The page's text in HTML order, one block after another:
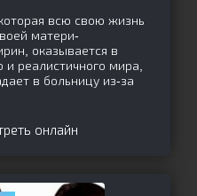
всю свою жизнь
матери-
оказывается в
и реалистичного мира,
в больницу из-за
онлайн